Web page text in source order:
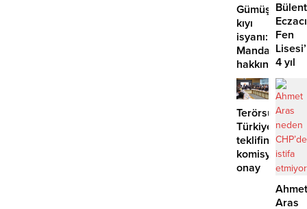
Gümüşlük’te
kıyı
isyanı:
Mandalinci
hakkında
suç
duyurusu
Bülent
Fen
4 yıl
geçti,
hâlâ
proje
Terörsüz
Türkiye
teklifine
komisyondan
onay
Ahmet
Aras